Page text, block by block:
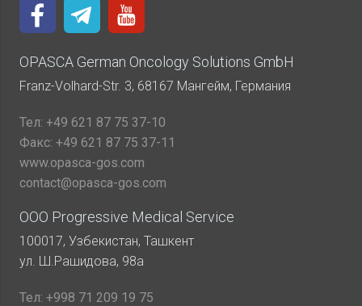
OPASCA German Oncology Solutions GmbH
Franz-Volhard-Str. 3, 68167 Мангейм, Германия
Тел: +49 621 87 75 37-10
Факс: +49 621 87 75 37-11
www.opasca-gos.com
contact@opasca-gos.com
ООО Progressive Medical Service
100017, Узбекистан, Ташкент
ул. Ш.Рашидова, 98а
Тел: +998 71 209 19 75